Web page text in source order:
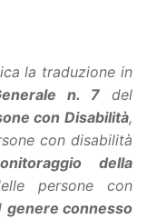
la traduzione in
n. 7 del
con Disabilità,
con disabilità
della
persone con
genere connesso